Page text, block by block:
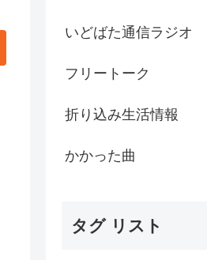
いどばた通信ラジオ
フリートーク
折り込み生活情報
かかった曲
タグ リスト